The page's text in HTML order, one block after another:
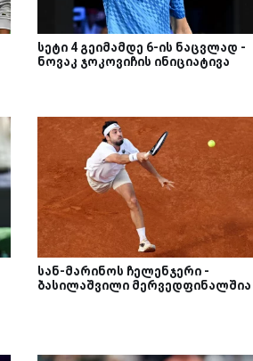
სეტი 4 გეიმამდე 6-ის ნაცვლად -
ნოვაკ ჯოკოვიჩის ინიციატივა
სან-მარინოს ჩელენჯერი -
ბასილაშვილი მერვედფინალშია